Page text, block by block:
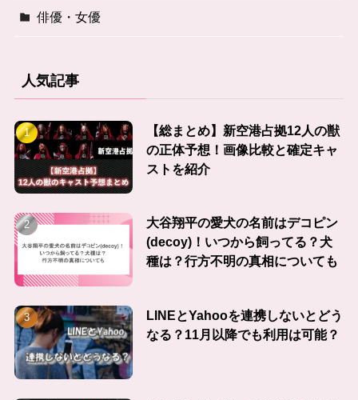
俳優・女優
人気記事
【総まとめ】新空港占拠12人の獣
の正体予想！画像比較と確定キャ
ストを紹介
大谷翔平の愛犬の名前はデコピン
(decoy)！いつから飼ってる？犬
種は？行方不明の真相についても
LINEとYahooを連携しないとどう
なる？11月以降でも利用は可能？